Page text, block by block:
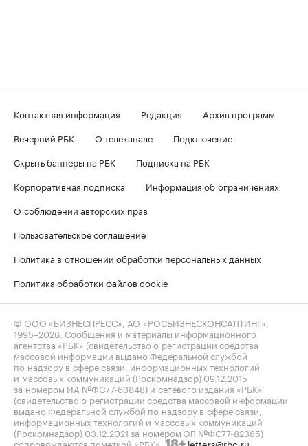
Контактная информация Редакция
Архив программ
Вечерний РБК
О телеканале
Подключение
Скрыть баннеры на РБК
Подписка на РБК
Корпоративная подписка
Информация об ограничениях
О соблюдении авторских прав
Пользовательское соглашение
Политика в отношении обработки персональных данных
Политика обработки файлов cookie
© ООО «БИЗНЕСПРЕСС», АО «РОСБИЗНЕСКОНСАЛТИНГ»,
1995–2026 . Сообщения и материалы информационного
агентства «РБК» (свидетельство о регистрации средства
массовой информации выдано Федеральной службой
по надзору в сфере связи, информационных технологий
и массовых коммуникаций (Роскомнадзор) 09.12.2015
за номером ИА №ФС77-63848) и сетевого издания «РБК»
(свидетельство о регистрации средства массовой информации
выдано Федеральной службой по надзору в сфере связи,
информационных технологий и массовых коммуникаций
(Роскомнадзор) 03.12.2021 за номером ЭЛ №ФС77-82385)
сопровождаются пометкой «РБК».
letters@rbc.ru